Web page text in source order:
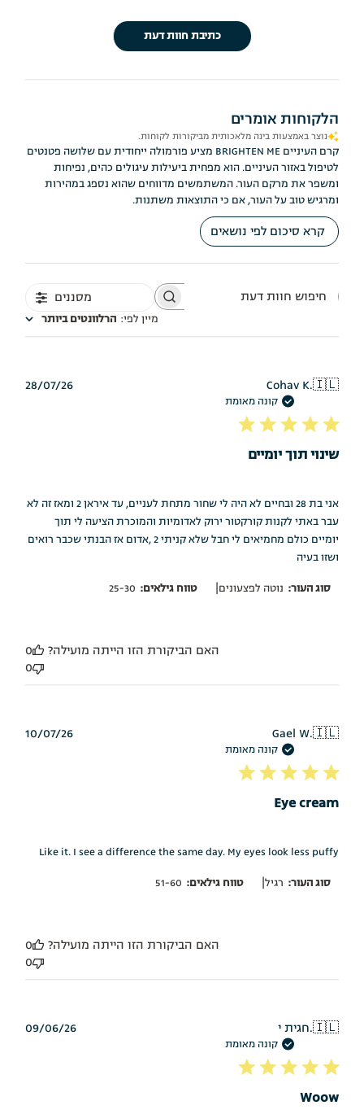
כתיבת חוות דעת
הלקוחות אומרים
נוצר באמצעות בינה מלאכותית מביקורות לקוחות.
קרם העיניים BRIGHTEN ME מציע פורמולה ייחודית עם שלושה פטנטים
לטיפול באזור העיניים. הוא מפחית ביעילות עיגולים כהים, נפיחות
ומשפר את מרקם העור. המשתמשים מדווחים שהוא נספג במהירות
ומרגיש טוב על העור, אם כי התוצאות משתנות.
קרא סיכום לפי נושאים
חיפוש
מסננים
מיין לפי: הרלוונטים ביותר
🇮🇱
Cohav K.
קונה מאומת
שינוי תוך יומיים
אני בת 28 ובחיים לא היה לי שחור מתחת לעניים, עד איראן 2 ומאז זה לא
עבר באתי לקנות קורקטור ירוק לאדומיות והמוכרת הציעה לי תוך
יומיים כולם מחמיאים לי חבל שלא קניתי 2 ,אדום אז הבנתי שכבר רואים
ושזו בעיה
סוג העור: נוטה לפצעונים| טווח גילאים: 25-30
תאריך
28/07/26
האם הביקורת הזו הייתה מועילה?
0
0
🇮🇱
Gael W.
קונה מאומת
Eye cream
Like it. I see a difference the same day. My eyes look less puffy
סוג העור: רגיל| טווח גילאים: 51-60
תאריך
10/07/26
האם הביקורת הזו הייתה מועילה?
0
0
🇮🇱חגית י.
קונה מאומת
Woow
תאריך
09/06/26